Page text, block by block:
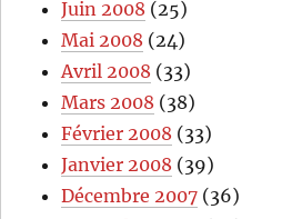
Juin 2008 (25)
Mai 2008 (24)
Avril 2008 (33)
Mars 2008 (38)
Février 2008 (33)
Janvier 2008 (39)
Décembre 2007 (36)